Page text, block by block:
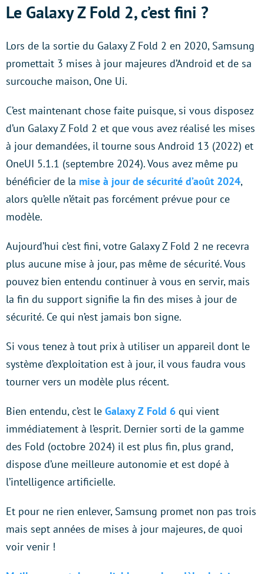
Le Galaxy Z Fold 2, c’est fini ?
Lors de la sortie du Galaxy Z Fold 2 en 2020, Samsung
promettait 3 mises à jour majeures d’Android et de sa
surcouche maison, One Ui.
C’est maintenant chose faite puisque, si vous disposez
d’un Galaxy Z Fold 2 et que vous avez réalisé les mises
à jour demandées, il tourne sous Android 13 (2022) et
OneUI 5.1.1 (septembre 2024). Vous avez même pu
bénéficier de la mise à jour de sécurité d’août 2024,
alors qu’elle n’était pas forcément prévue pour ce
modèle.
Aujourd’hui c’est fini, votre Galaxy Z Fold 2 ne recevra
plus aucune mise à jour, pas même de sécurité. Vous
pouvez bien entendu continuer à vous en servir, mais
la fin du support signifie la fin des mises à jour de
sécurité. Ce qui n’est jamais bon signe.
Si vous tenez à tout prix à utiliser un appareil dont le
système d’exploitation est à jour, il vous faudra vous
tourner vers un modèle plus récent.
Bien entendu, c’est le Galaxy Z Fold 6 qui vient
immédiatement à l’esprit. Dernier sorti de la gamme
des Fold (octobre 2024) il est plus fin, plus grand,
dispose d’une meilleure autonomie et est dopé à
l’intelligence artificielle.
Et pour ne rien enlever, Samsung promet non pas trois
mais sept années de mises à jour majeures, de quoi
voir venir !